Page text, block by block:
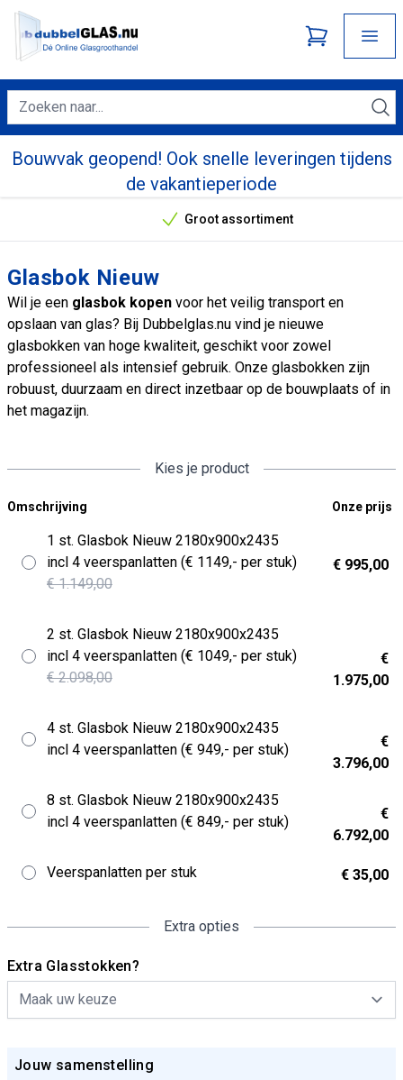
Bouwvak geopend! Ook snelle leveringen tijdens
de vakantieperiode
Onze unieke verkoopargumenten
Groot assortiment
Glasbok Nieuw
Wil je een glasbok kopen voor het veilig transport en
opslaan van glas? Bij Dubbelglas.nu vind je nieuwe
glasbokken van hoge kwaliteit, geschikt voor zowel
professioneel als intensief gebruik. Onze glasbokken zijn
robuust, duurzaam en direct inzetbaar op de bouwplaats of in
het magazijn.
Kies je product
Omschrijving Onze prijs
1 st. Glasbok Nieuw 2180x900x2435
incl 4 veerspanlatten (€ 1149,- per stuk)
€ 1.149,00
€ 995,00
2 st. Glasbok Nieuw 2180x900x2435
incl 4 veerspanlatten (€ 1049,- per stuk)
€ 2.098,00
€
1.975,00
4 st. Glasbok Nieuw 2180x900x2435
incl 4 veerspanlatten (€ 949,- per stuk)
€
3.796,00
8 st. Glasbok Nieuw 2180x900x2435
incl 4 veerspanlatten (€ 849,- per stuk)
€
6.792,00
Veerspanlatten per stuk € 35,00
Extra opties
Extra Glasstokken?
Jouw samenstelling